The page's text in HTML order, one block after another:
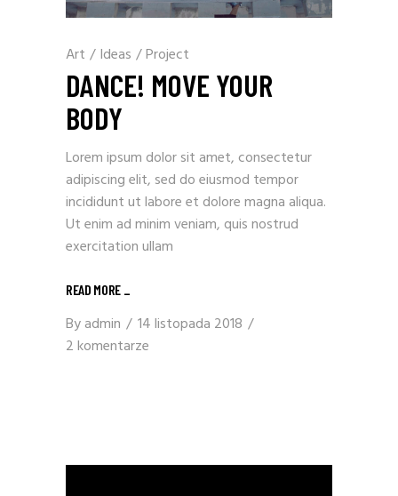
Art / Ideas /Project
DANCE! MOVE YOUR
BODY
Lorem ipsum dolor sit amet, consectetur
adipiscing elit, sed do eiusmod tempor
incididunt ut labore et dolore magna aliqua.
Ut enim ad minim veniam, quis nostrud
exercitation ullam
READ MORE _
Byadmin
14 listopada 2018
2 komentarze